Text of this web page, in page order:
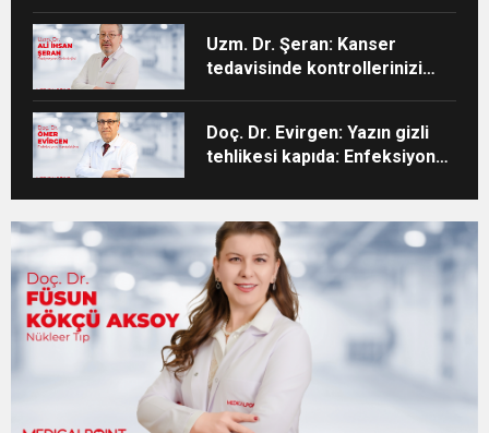
Uzm. Dr. Şeran: Kanser
tedavisinde kontrollerinizi
Doç. Dr. Evirgen: Yazın gizli
tehlikesi kapıda: Enfeksiyon